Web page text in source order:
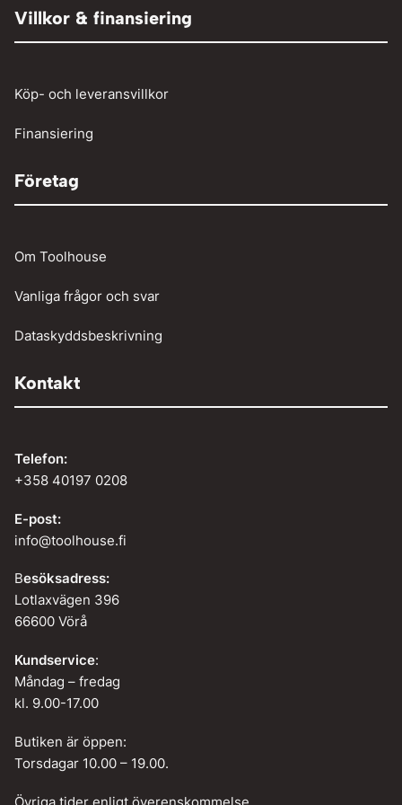
Verkstadstvätt
Vinschar
Person och paketbil
Villkor & finansiering
Köp- och leveransvillkor
Finansiering
Företag
Om Toolhouse
Vanliga frågor och svar
Dataskyddsbeskrivning
Kontakt
Telefon:
+358 40197 0208
E-post:
info@toolhouse.fi
Besöksadress:
Lotlaxvägen 396
66600 Vörå
Kundservice:
Måndag – fredag
kl. 9.00-17.00
Butiken är öppen:
Torsdagar 10.00 – 19.00.
Övriga tider enligt överenskommelse.